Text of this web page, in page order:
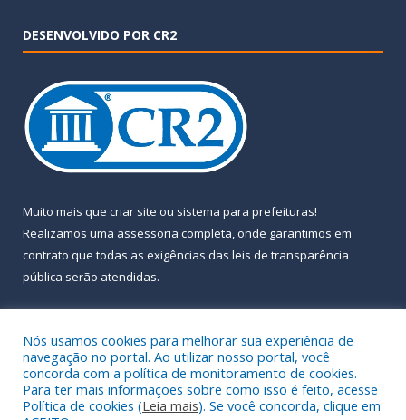
DESENVOLVIDO POR CR2
Muito mais que criar site ou sistema para prefeituras!
Realizamos uma assessoria completa, onde garantimos em
contrato que todas as exigências das leis de transparência
pública serão atendidas.
Todos os direitos reservados a Prefeitura Municipal de Almeirim.
Nós usamos cookies para melhorar sua experiência de
navegação no portal. Ao utilizar nosso portal, você
concorda com a política de monitoramento de cookies.
Para ter mais informações sobre como isso é feito, acesse
Política de cookies (Leia mais). Se você concorda, clique em